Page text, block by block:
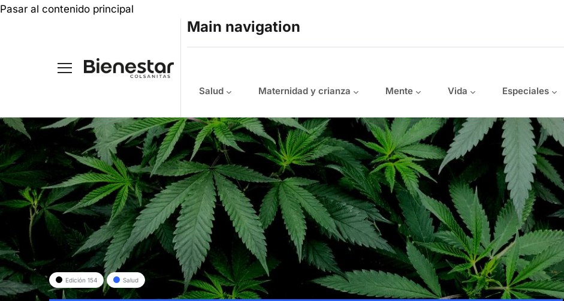
Pasar al contenido principal
Main navigation
Salud Maternidad y crianza Mente Vida Especiales
Edición 154 Salud